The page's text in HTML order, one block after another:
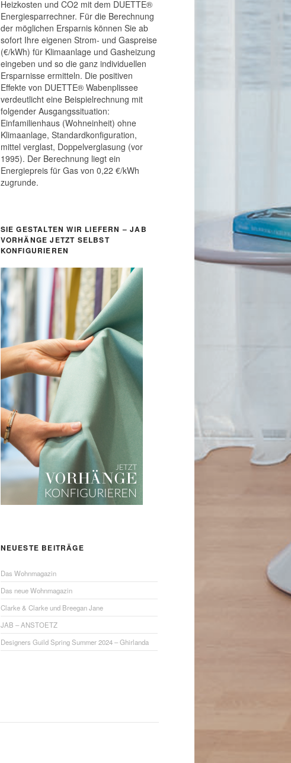
Heizkosten und CO2 mit dem DUETTE®
Energiesparrechner. Für die Berechnung
der möglichen Ersparnis können Sie ab
sofort Ihre eigenen Strom- und Gaspreise
(€/kWh) für Klimaanlage und Gasheizung
eingeben und so die ganz individuellen
Ersparnisse ermitteln. Die positiven
Effekte von DUETTE® Wabenplissee
verdeutlicht eine Beispielrechnung mit
folgender Ausgangssituation:
Einfamilienhaus (Wohneinheit) ohne
Klimaanlage, Standardkonfiguration,
mittel verglast, Doppelverglasung (vor
1995). Der Berechnung liegt ein
Energiepreis für Gas von 0,22 €/kWh
zugrunde.
SIE GESTALTEN WIR LIEFERN – JAB
VORHÄNGE JETZT SELBST
KONFIGURIEREN
NEUESTE BEITRÄGE
Das Wohnmagazin
Das neue Wohnmagazin
Clarke & Clarke und Breegan Jane
JAB – ANSTOETZ
Designers Guild Spring Summer 2024 – Ghirlanda